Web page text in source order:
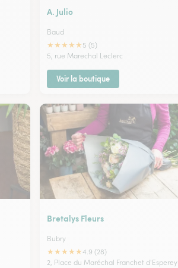
A. Julio
Baud
★★★★★ 5 (5)
5, rue Marechal Leclerc
Voir la boutique
Bretalys Fleurs
Bubry
★★★★★4.9 (28)
2, Place du Maréchal Franchet d'Esperey